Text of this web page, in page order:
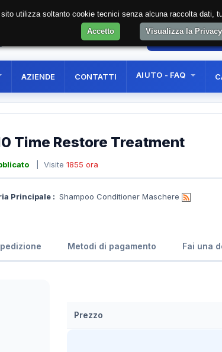
AREA RISERVATA
AZIENDE CONTATTI AIUTO - FAQ
Time Restore Treatment
| Visite 1855 ora
Principale : Shampoo Conditioner Maschere
Metodi di pagamento Fai una
Prezzo
utilizza soltanto cookie tecnici senza alcuna raccolta dati,
Accetto
Visualizza la